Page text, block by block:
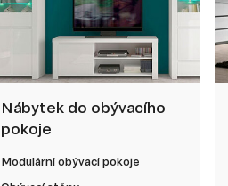
Nábytek do obývacího
pokoje
Modulární obývací pokoje